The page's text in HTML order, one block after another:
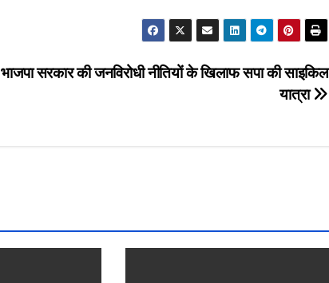
भाजपा सरकार की जनविरोधी नीतियों के खिलाफ सपा की साइकिल
यात्रा